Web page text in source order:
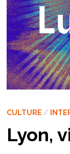
CULTURE /
Lyon,